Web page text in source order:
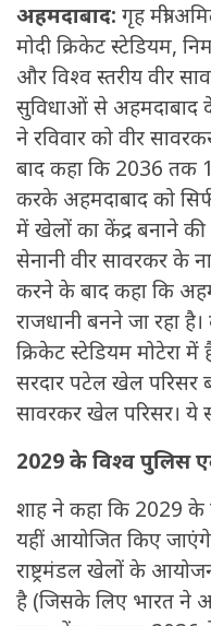
अहमदाबाद: गृह मंत्री
मोदी क्रिकेट स्टेडियम,
और विश्व स्तरीय वीर
सुविधाओं से अहमदाबाद
ने रविवार को वीर
बाद कहा कि 2036 तक
करके अहमदाबाद को
में खेलों का केंद्र बनाने की
सेनानी वीर सावरकर के
करने के बाद कहा कि
राजधानी बनने जा रहा
क्रिकेट स्टेडियम
सरदार पटेल खेल परिसर
सावरकर खेल परिसर। ये
2029 के विश्व पुलिस
शाह ने कहा कि 2029
यहीं आयोजित किए
राष्ट्रमंडल खेलों के
है (जिसके लिए भारत ने